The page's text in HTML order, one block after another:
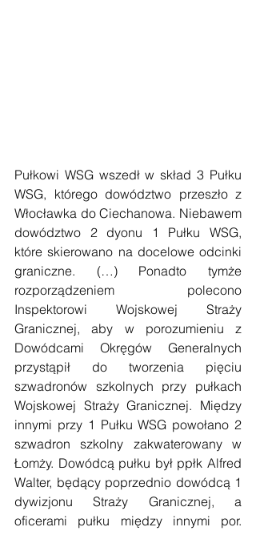
Pułkowi WSG wszedł w skład 3 Pułku
WSG, którego dowództwo przeszło z
Włocławka do Ciechanowa. Niebawem
dowództwo 2 dyonu 1 Pułku WSG,
które skierowano na docelowe odcinki
graniczne. (…) Ponadto tymże
rozporządzeniem polecono
Inspektorowi Wojskowej Straży
Granicznej, aby w porozumieniu z
Dowódcami Okręgów Generalnych
przystąpił do tworzenia pięciu
szwadronów szkolnych przy pułkach
Wojskowej Straży Granicznej. Między
innymi przy 1 Pułku WSG powołano 2
szwadron szkolny zakwaterowany w
Łomży. Dowódcą pułku był ppłk Alfred
Walter, będący poprzednio dowódcą 1
dywizjonu Straży Granicznej, a
oficerami pułku między innymi por.